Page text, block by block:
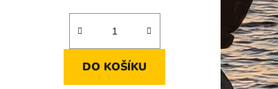
DO KOŠÍKU